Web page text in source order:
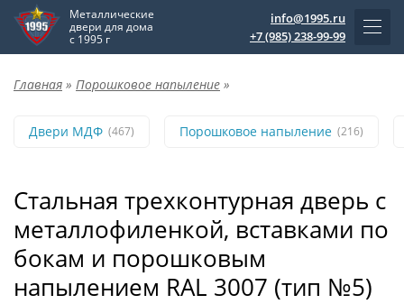
Металлические
двери для дома
с 1995 г
info@1995.ru
+7 (985) 238-99-99
Главная » Порошковое напыление »
Двери МДФ (467) Порошковое напыление (216)
Стальная трехконтурная дверь с
металлофиленкой, вставками по
бокам и порошковым
напылением RAL 3007 (тип №5)